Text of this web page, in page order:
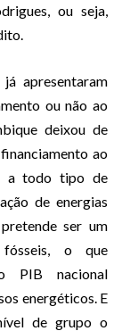
ou seja,
apresentaram
ou não ao
deixou de
ao
a todo tipo de
de energias
ser um
o que
PIB nacional
energéticos. E
de grupo o